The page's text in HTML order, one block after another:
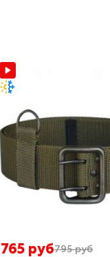
765 руб795 руб